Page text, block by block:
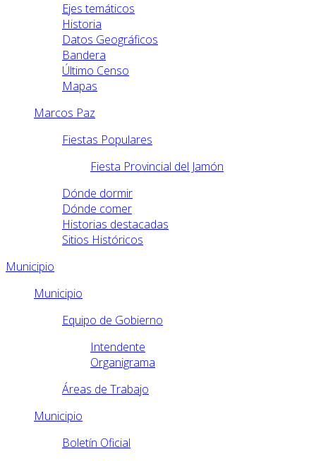
Ejes temáticos
Historia
Datos Geográficos
Bandera
Último Censo
Mapas
Marcos Paz
Fiestas Populares
Fiesta Provincial del Jamón
Dónde dormir
Dónde comer
Historias destacadas
Sitios Históricos
Municipio
Municipio
Equipo de Gobierno
Intendente
Organigrama
Áreas de Trabajo
Municipio
Boletín Oficial